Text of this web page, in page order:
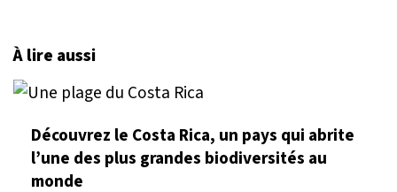
À lire aussi
Découvrez le Costa Rica, un pays qui abrite
l’une des plus grandes biodiversités au
monde